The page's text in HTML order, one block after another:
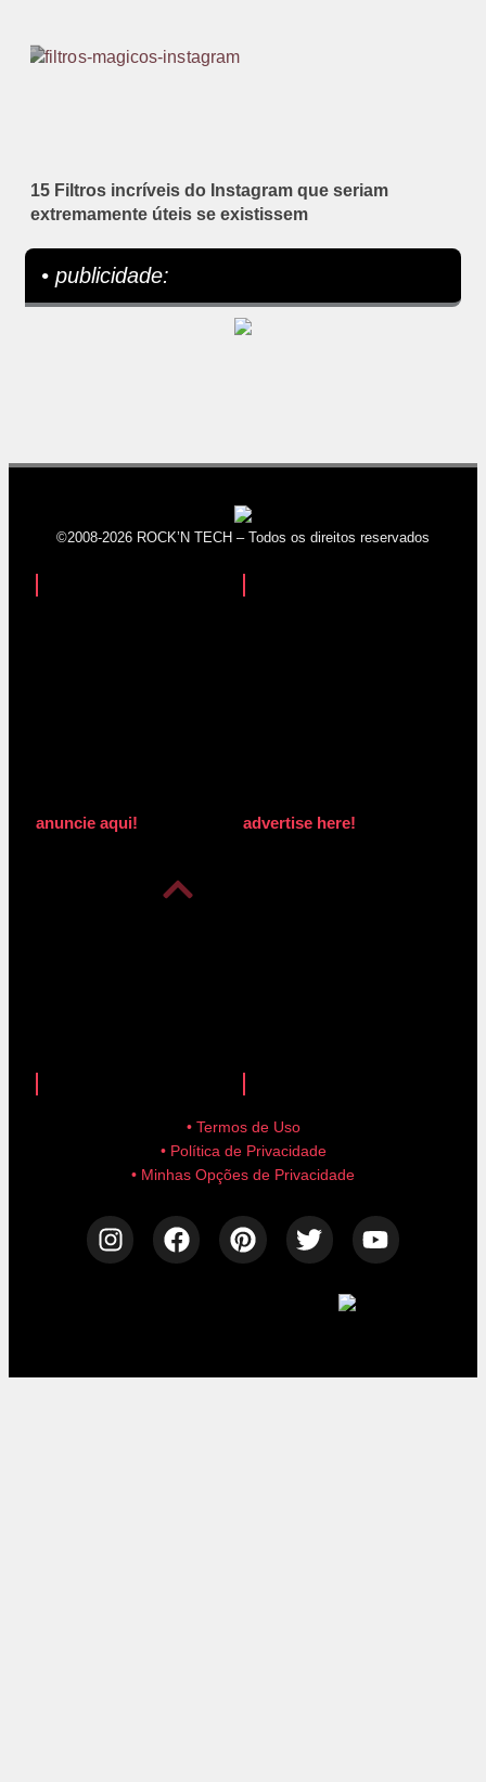
15 Filtros incríveis do Instagram que seriam
extremamente úteis se existissem
• publicidade:
©2008-2026 ROCK’N TECH – Todos os direitos reservados
anuncie aqui! advertise here!
• Termos de Uso
• Política de Privacidade
• Minhas Opções de Privacidade